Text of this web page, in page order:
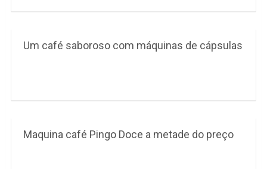
Um café saboroso com máquinas de cápsulas
Maquina café Pingo Doce a metade do preço